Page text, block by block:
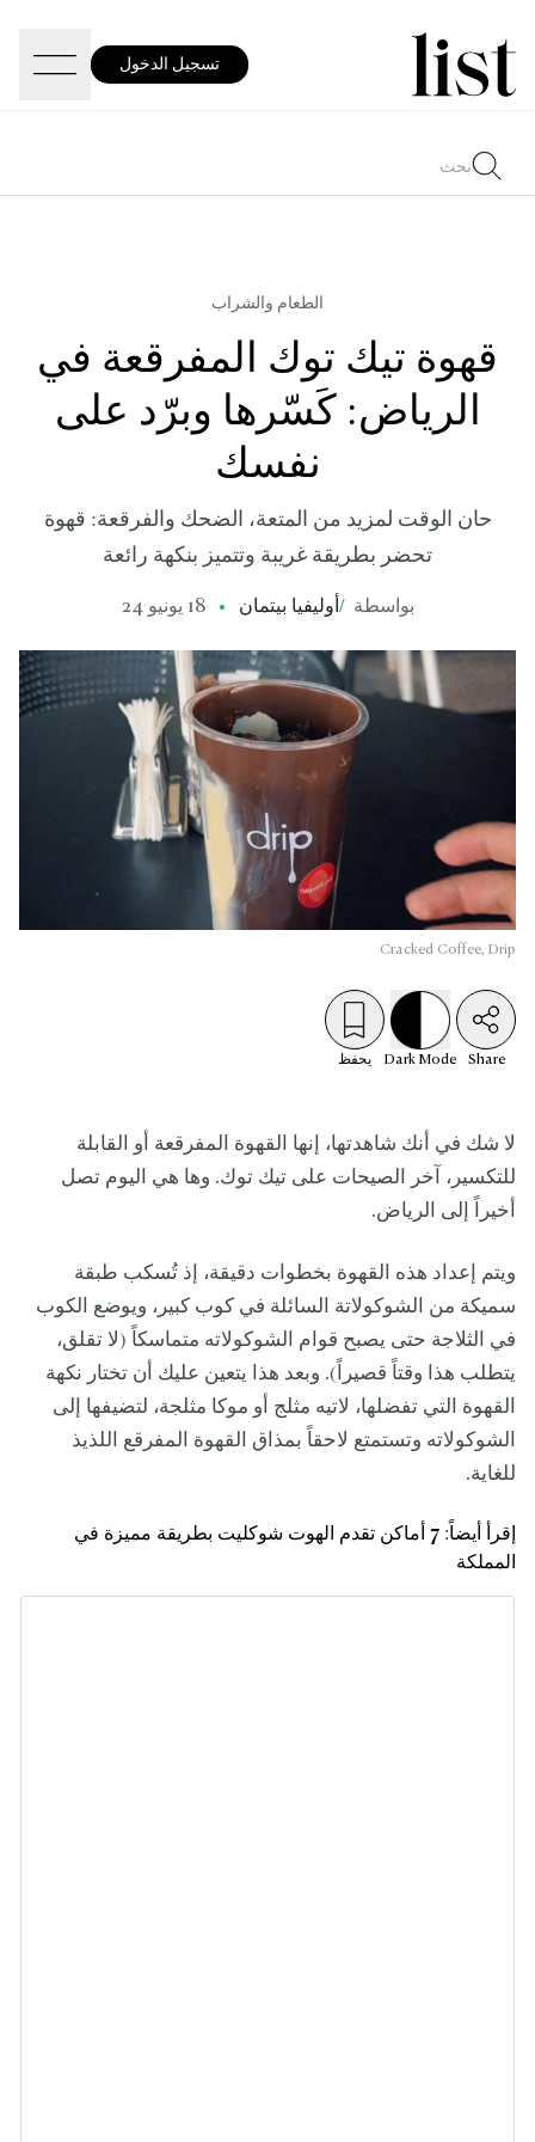
تسجيل الدخول
الطعام والشراب
قهوة تيك توك المفرقعة في
الرياض: كَسّرها وبرّد على
نفسك
حان الوقت لمزيد من المتعة، الضحك والفرقعة: قهوة
تحضر بطريقة غريبة وتتميز بنكهة رائعة
بواسطة / أوليفيا بيتمان 18 يونيو 24
Cracked Coffee, Drip
Share
Dark Mode يحفظ
لا شك في أنك شاهدتها، إنها القهوة المفرقعة أو القابلة
للتكسير، آخر الصيحات على تيك توك. وها هي اليوم تصل
أخيراً إلى الرياض.
ويتم إعداد هذه القهوة بخطوات دقيقة، إذ تُسكب طبقة
سميكة من الشوكولاتة السائلة في كوب كبير، ويوضع الكوب
في الثلاجة حتى يصبح قوام الشوكولاته متماسكاً (لا تقلق،
يتطلب هذا وقتاً قصيراً). وبعد هذا يتعين عليك أن تختار نكهة
القهوة التي تفضلها، لاتيه مثلج أو موكا مثلجة، لتضيفها إلى
الشوكولاته وتستمتع لاحقاً بمذاق القهوة المفرقع اللذيذ
للغاية.
إقرأ أيضاً:
7 أماكن تقدم الهوت شوكليت بطريقة مميزة في
المملكة